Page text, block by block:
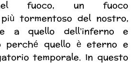
fuoco, un fuoco
più tormentoso del nostro,
a quello dell’inferno e
perché quello è eterno e
temporale. In questo